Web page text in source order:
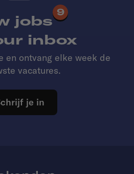
jobs
9
inbox
en ontvang elke week de
vacatures.
je in